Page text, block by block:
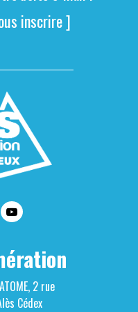
inscrire ]
2 rue
Cédex